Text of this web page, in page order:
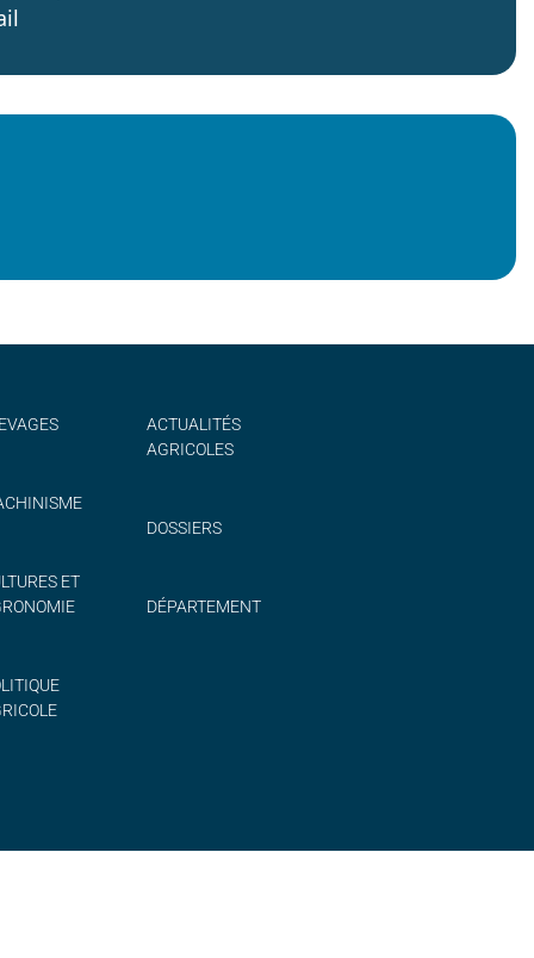
ET
ACTUALITÉS
AGRICOLES
DOSSIERS
DÉPARTEMENT